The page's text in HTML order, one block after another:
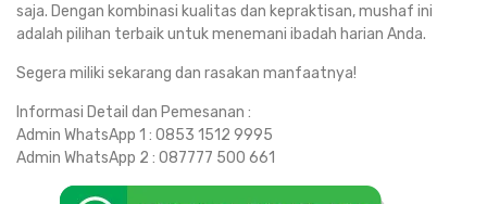
saja. Dengan kombinasi kualitas dan kepraktisan, mushaf ini
adalah pilihan terbaik untuk menemani ibadah harian Anda.
Segera miliki sekarang dan rasakan manfaatnya!
Informasi Detail dan Pemesanan :
Admin WhatsApp 1 : 0853 1512 9995
Admin WhatsApp 2 : 087777 500 661